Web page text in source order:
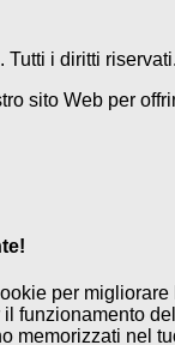
i diritti riservati.
sito Web per
per
funzionamento
memorizzati nel